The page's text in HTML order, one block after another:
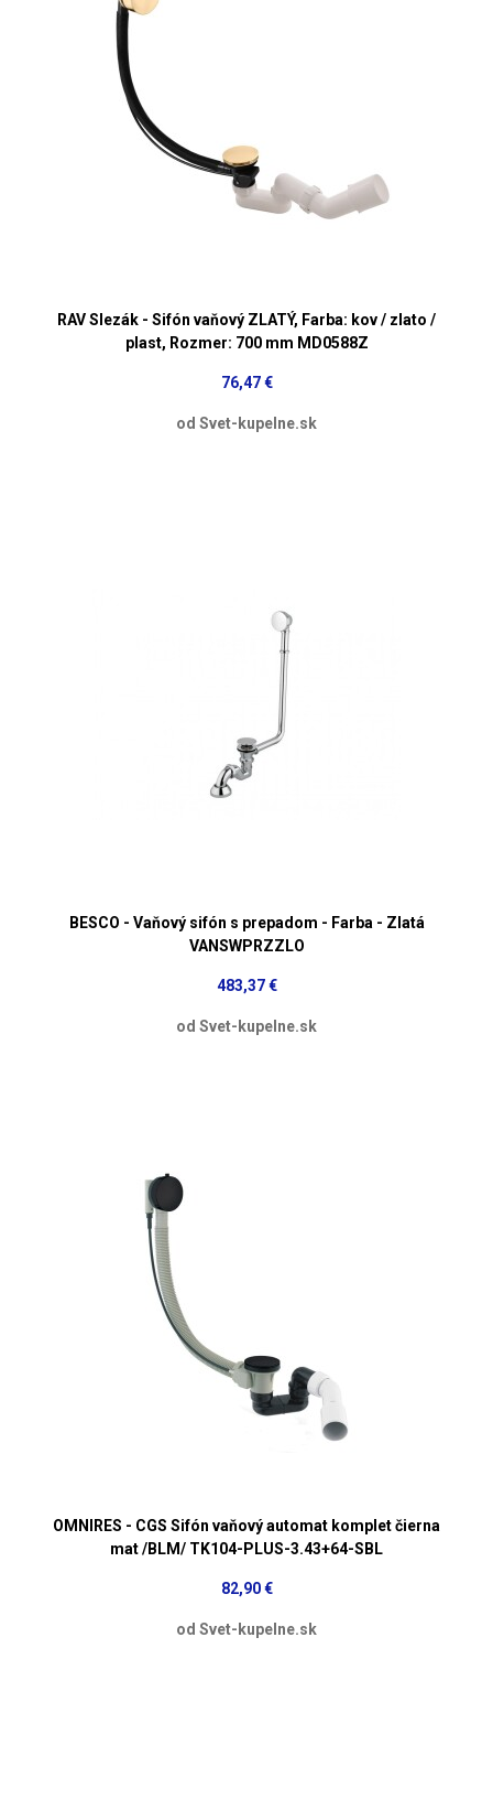
RAV Slezák - Sifón vaňový ZLATÝ, Farba: kov / zlato /
plast, Rozmer: 700 mm MD0588Z
76,47 €
od Svet-kupelne.sk
BESCO - Vaňový sifón s prepadom - Farba - Zlatá
VANSWPRZZLO
483,37 €
od Svet-kupelne.sk
OMNIRES - CGS Sifón vaňový automat komplet čierna
mat /BLM/ TK104-PLUS-3.43+64-SBL
82,90 €
od Svet-kupelne.sk